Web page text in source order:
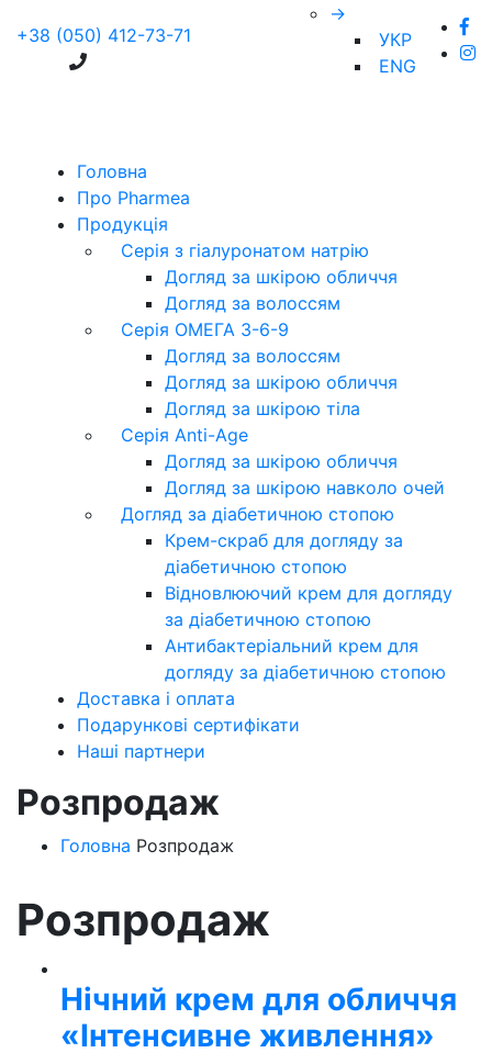
+38 (050) 412-73-71
→
УКР
ENG
Головна
Про Pharmea
Продукція
Серія з гіалуронатом натрію
Догляд за шкірою обличчя
Догляд за волоссям
Серія ОМЕГА 3-6-9
Догляд за волоссям
Догляд за шкірою обличчя
Догляд за шкірою тіла
Серія Anti-Age
Догляд за шкірою обличчя
Догляд за шкірою навколо очей
Догляд за діабетичною стопою
Крем-скраб для догляду за
діабетичною стопою
Відновлюючий крем для догляду
за діабетичною стопою
Антибактеріальний крем для
догляду за діабетичною стопою
Доставка і оплата
Подарункові сертифікати
Наші партнери
Розпродаж
Головна Розпродаж
Розпродаж
Нічний крем для обличчя
«Інтенсивне живлення»